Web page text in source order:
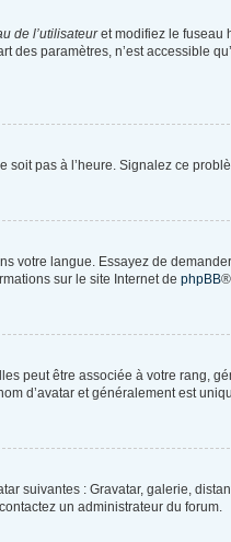
de l’utilisateuret modifiez le fuseau
paramètres, n’est accessible
pas à l’heure. Signalez ce
votre langue. Essayez de
sur le site Internet de phpBB®.
peut être associée à votre rang,
d’avatar et généralement est
suivantes : Gravatar, galerie,
un administrateur du forum.